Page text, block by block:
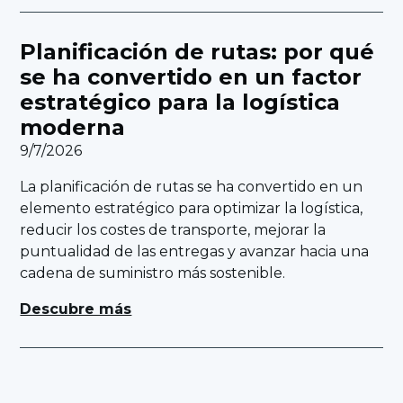
Planificación de rutas: por qué
se ha convertido en un factor
estratégico para la logística
moderna
9/7/2026
La planificación de rutas se ha convertido en un
elemento estratégico para optimizar la logística,
reducir los costes de transporte, mejorar la
puntualidad de las entregas y avanzar hacia una
cadena de suministro más sostenible.
Descubre más